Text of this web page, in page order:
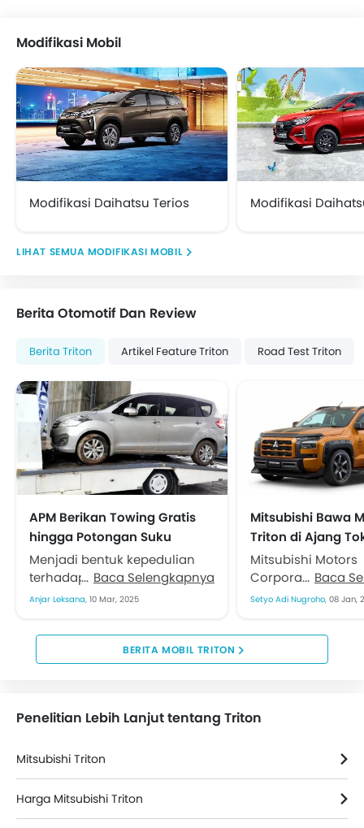
Modifikasi Mobil
Modifikasi Daihatsu Terios Modifikasi
MODIFIKASI MOBIL
Berita Otomotif Dan Review
Berita Triton Artikel Feature Triton Road Test Triton
APM Berikan Towing Gratis
hingga Potongan Suku
Cadang bagi Korban Banjir
Menjadi bentuk kepedulian
terhadap pelanggan yang
terdampak banjir di wilayah
otomotif roda empat
memberikan layanan towing
dan...
Baca Selengkapnya
Anjar Leksana, 10 Mar, 2025
Mitsubishi Bawa
Triton di Ajang
Salon 2025
Mitsubishi Motors
Corporation
hadir di ajang
diselenggarakan
Pabrikan...
Baca
Setyo Adi Nugroho, 08 Jan,
BERITA MOBIL TRITON
Penelitian Lebih Lanjut tentang Triton
Mitsubishi Triton
Harga Mitsubishi Triton